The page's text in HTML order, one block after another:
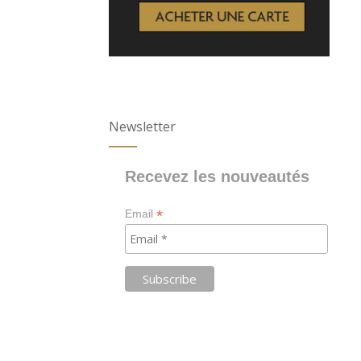
Newsletter
Recevez les nouveautés
Email*